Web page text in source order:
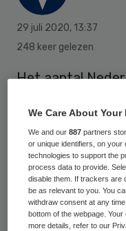
29 juli 2020, 13:37
248 keer gelezen
Het aantal
negen maanden
tot 325.000.
weinig, stelt
Centrum voor
wordt niet voor
donor
We Care About Your
We and our887 partners
or unique identifiers, on
technologies to support the
process data to provide.
disable them. If trackers are
be as relevant to you. You
withdraw consent at any
bottom of the webpage.
more details, refer to our